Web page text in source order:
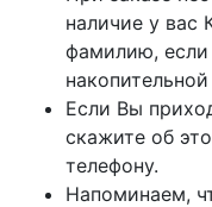
наличие у вас
фамилию, если
Если Вы
скажите об
телефону.
Напоминаем,